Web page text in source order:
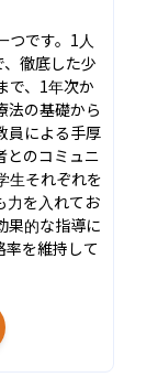
つです。1人
徹底した少
で、1年次か
法の基礎から
員による手厚
とのコミュニ
生それぞれを
力を入れてお
果的な指導に
率を維持して